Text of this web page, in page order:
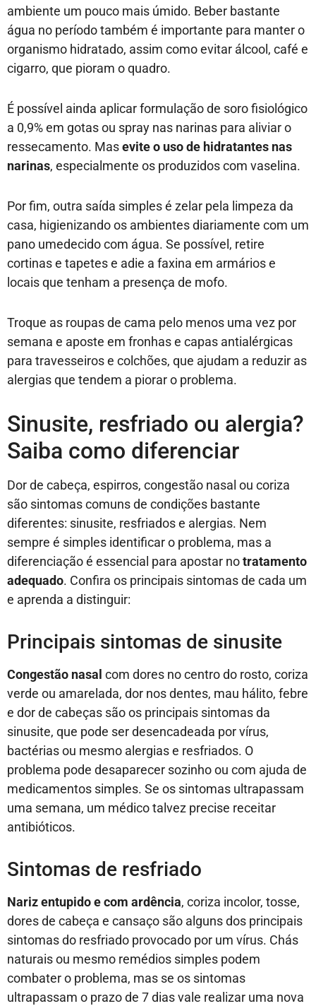
ambiente um pouco mais úmido. Beber bastante
água no período também é importante para manter o
organismo hidratado, assim como evitar álcool, café e
cigarro, que pioram o quadro.
É possível ainda aplicar formulação de soro fisiológico
a 0,9% em gotas ou spray nas narinas para aliviar o
ressecamento. Masevite o uso de hidratantes nas
narinas, especialmente os produzidos com vaselina.
Por fim, outra saída simples é zelar pela limpeza da
casa, higienizando os ambientes diariamente com um
pano umedecido com água. Se possível, retire
cortinas e tapetes e adie a faxina em armários e
locais que tenham a presença de mofo.
Troque as roupas de cama pelo menos uma vez por
semana e aposte em fronhas e capas antialérgicas
para travesseiros e colchões, que ajudam a reduzir as
alergias que tendem a piorar o problema.
Sinusite, resfriado ou alergia?
Saiba como diferenciar
Dor de cabeça, espirros, congestão nasal ou coriza
são sintomas comuns de condições bastante
diferentes: sinusite, resfriados e alergias. Nem
sempre é simples identificar o problema, mas a
diferenciação é essencial para apostar notratamento
adequado. Confira os principais sintomas de cada um
e aprenda a distinguir:
Principais sintomas de sinusite
Congestão nasal com dores no centro do rosto, coriza
verde ou amarelada, dor nos dentes, mau hálito, febre
e dor de cabeças são os principais sintomas da
sinusite, que pode ser desencadeada por vírus,
bactérias ou mesmo alergias e resfriados. O
problema pode desaparecer sozinho ou com ajuda de
medicamentos simples. Se os sintomas ultrapassam
uma semana, um médico talvez precise receitar
antibióticos.
Sintomas de resfriado
Nariz entupido e com ardência, coriza incolor, tosse,
dores de cabeça e cansaço são alguns dos principais
sintomas do resfriado provocado por um vírus. Chás
naturais ou mesmo remédios simples podem
combater o problema, mas se os sintomas
ultrapassam o prazo de 7 dias vale realizar uma nova